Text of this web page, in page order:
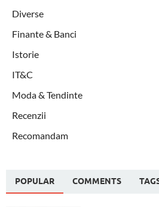
Diverse
Finante & Banci
Istorie
IT&C
Moda & Tendinte
Recenzii
Recomandam
POPULAR COMMENTS